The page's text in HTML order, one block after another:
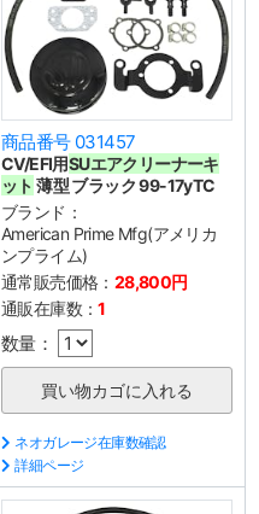
商品番号 031457
CV/EFI用SUエアクリーナーキ
ット 薄型 ブラック 99-17yTC
ブランド：
American Prime Mfg(アメリカ
ンプライム)
通常販売価格： 28,800円
通販在庫数：1
数量：
ネオガレージ在庫数確認
詳細ページ